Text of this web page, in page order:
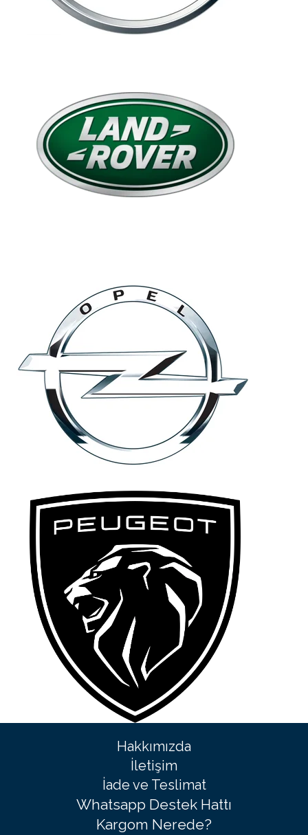
Hakkımızda
İletişim
İade ve Teslimat
Whatsapp Destek Hattı
Kargom Nerede?